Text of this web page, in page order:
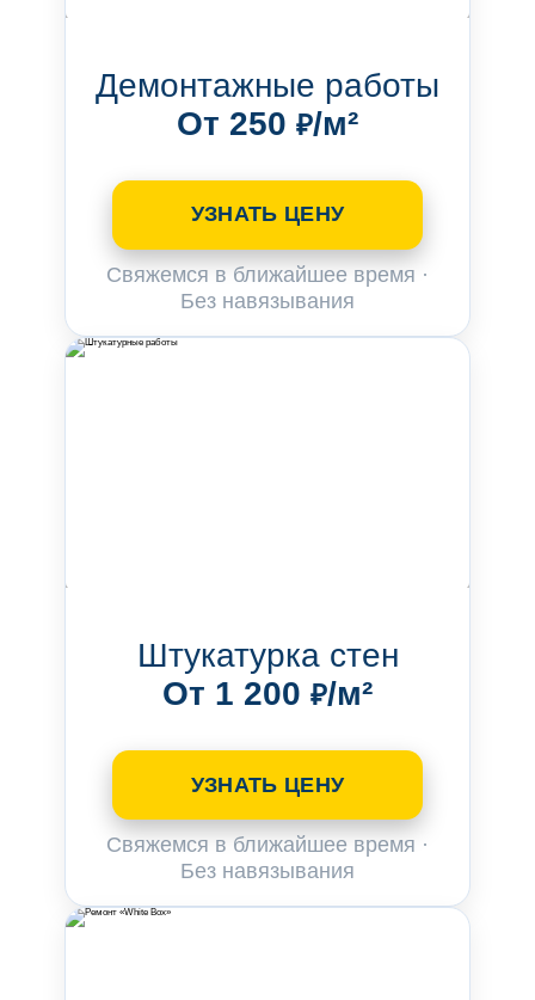
Демонтажные работы
От 250 ₽/м²
УЗНАТЬ ЦЕНУ
Свяжемся в ближайшее время ·
Без навязывания
Штукатурка стен
От 1 200 ₽/м²
УЗНАТЬ ЦЕНУ
Свяжемся в ближайшее время ·
Без навязывания